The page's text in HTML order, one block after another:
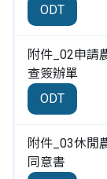
ODT
附件_02申請
查簽辦單
ODT
附件_03休閒
同意書